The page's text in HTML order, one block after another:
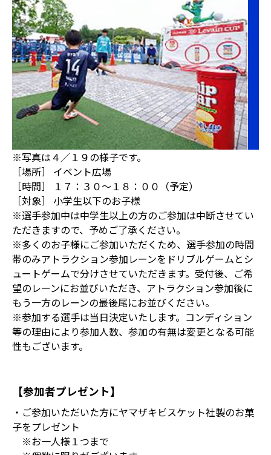
※写真は４／１９の様子です。
［場所］ イベント広場
［時間］ １７：３０～１８：００（予定）
［対象］ 小学生以下のお子様
※選手参加中は中学生以上の方のご参加は中断させてい
ただきますので、予めご了承ください。
※多くのお子様にご参加いただくため、選手参加の時間
帯のみアトラクション参加レーンをドリブルゲームとシ
ュートゲームで分けさせていただきます。受付後、ご希
望のレーンにお並びいただき、アトラクション参加後に
もう一方のレーンの最後尾にお並びください。
※参加する選手は当日決定いたします。コンディション
等の理由により参加人数、参加の有無は変更となる可能
性もございます。
【参加者プレゼント】
・ご参加いただいた方にヤマザキビスケット社製のお菓
子をプレゼント
※お一人様１つまで